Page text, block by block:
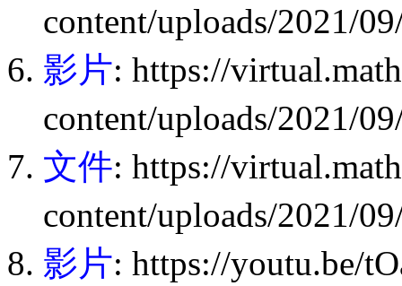
content/uploads/2021/
影片: https://
content/uploads/2021/
文件: https://
content/uploads/2021/
影片: https://youtu.be/